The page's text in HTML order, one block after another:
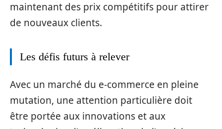
maintenant des prix compétitifs pour attirer
de nouveaux clients.
Les défis futurs à relever
Avec un marché du e-commerce en pleine
mutation, une attention particulière doit
être portée aux innovations et aux